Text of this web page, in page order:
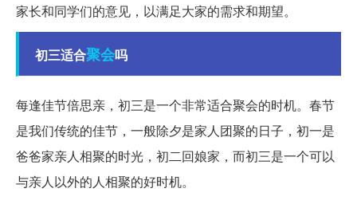
家长和同学们的意见，以满足大家的需求和期望。
初三适合聚会吗
每逢佳节倍思亲，初三是一个非常适合聚会的时机。春节
是我们传统的佳节，一般除夕是家人团聚的日子，初一是
爸爸家亲人相聚的时光，初二回娘家，而初三是一个可以
与亲人以外的人相聚的好时机。